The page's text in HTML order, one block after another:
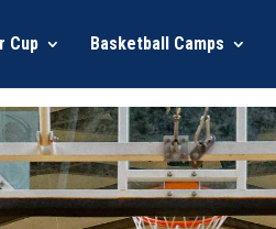
Cup Basketball Camps